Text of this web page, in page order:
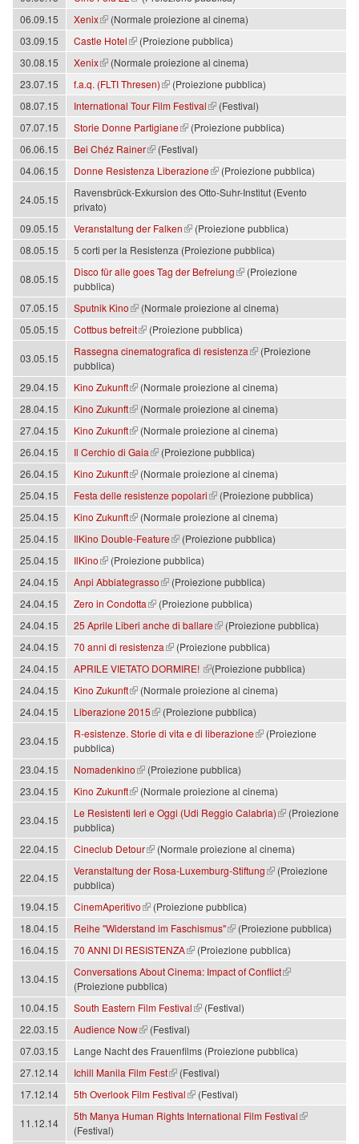
06.09.15
Xenix
(link is external)
(Normale proiezione al cinema)
03.09.15
Castle Hotel
(link is external)
(Proiezione pubblica)
30.08.15
Xenix
(link is external)
(Normale proiezione al cinema)
23.07.15
f.a.q. (FLTI Thresen)
(link is external)
(Proiezione pubblica)
08.07.15
International Tour Film Festival
(link is external)
(Festival)
07.07.15
Storie Donne Partigiane
(link is external)
(Proiezione pubblica)
06.06.15
Bei Chéz Rainer
(link is external)
(Festival)
04.06.15
Donne Resistenza Liberazione
(link is external) (Proiezione pubblica)
24.05.15
Ravensbrück-Exkursion des Otto-Suhr-Institut (Evento
privato)
09.05.15
Veranstaltung der Falken
(link is external)
(Proiezione pubblica)
08.05.15
5 corti per la Resistenza (Proiezione pubblica)
08.05.15
Disco für alle goes Tag der Befreiung
(Proiezione
pubblica)
07.05.15
Sputnik Kino
(link is external)
(Normale proiezione al cinema)
05.05.15
Cottbus befreit
(link is external) (Proiezione pubblica)
03.05.15
Rassegna cinematografica di resistenza
(Proiezione
pubblica)
29.04.15
Kino Zukunft
(link is external)
(Normale proiezione al cinema)
28.04.15
Kino Zukunft
(link is external)
(Normale proiezione al cinema)
27.04.15
Kino Zukunft
(link is external)
(Normale proiezione al cinema)
26.04.15
Il Cerchio di Gaia
(link is external)
(Proiezione pubblica)
26.04.15
Kino Zukunft
(link is external)
(Normale proiezione al cinema)
25.04.15
Festa delle resistenze popolari
(link is external)
(Proiezione pubblica)
25.04.15
Kino Zukunft
(link is external)
(Normale proiezione al cinema)
25.04.15
IlKino Double-Feature
(link is external)
(Proiezione pubblica)
25.04.15
IlKino
(link is external)
(Proiezione pubblica)
24.04.15
Anpi Abbiategrasso
(link is external)
(Proiezione pubblica)
24.04.15
Zero in Condotta
(link is external)
(Proiezione pubblica)
24.04.15
25 Aprile Liberi anche di ballare
(link is external)
(Proiezione pubblica)
24.04.15
70 anni di resistenza
(link is external)
(Proiezione pubblica)
24.04.15
APRILE VIETATO DORMIRE!
(link is external)
(Proiezione pubblica)
24.04.15
Kino Zukunft
(link is external)
(Normale proiezione al cinema)
24.04.15
Liberazione 2015
(link is external) (Proiezione pubblica)
23.04.15
R-esistenze. Storie di vita e di liberazione
(Proiezione
pubblica)
23.04.15
Nomadenkino
(link is external)
(Proiezione pubblica)
23.04.15
Kino Zukunft
(link is external) (Normale proiezione al cinema)
23.04.15
Le Resistenti Ieri e Oggi (Udi Reggio Calabria)
(Proiezione
pubblica)
22.04.15
Cineclub Detour
(link is external) (Normale proiezione al cinema)
22.04.15
Veranstaltung der Rosa-Luxemburg-Stiftung
(Proiezione
pubblica)
19.04.15
CinemAperitivo
(link is external)
(Proiezione pubblica)
18.04.15
Reihe "Widerstand im Faschismus"
(link is external)
(Proiezione pubblica)
16.04.15
70 ANNI DI RESISTENZA
(link is external) (Proiezione pubblica)
13.04.15
Conversations About Cinema: Impact of Conflict
(Proiezione pubblica)
10.04.15
South Eastern Film Festival
(link is external)
(Festival)
22.03.15
Audience Now
(link is external)
(Festival)
07.03.15
Lange Nacht des Frauenfilms (Proiezione pubblica)
27.12.14
Ichill Manila Film Fest
(link is external)
(Festival)
17.12.14
5th Overlook Film Festival
(link is external) (Festival)
11.12.14
5th Manya Human Rights International Film Festival
(Festival)